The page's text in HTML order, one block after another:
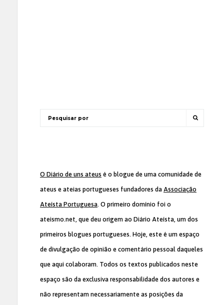
O Diário de uns ateus é o blogue de uma comunidade de
ateus e ateias portugueses fundadores da Associação
Ateísta Portuguesa. O primeiro domínio foi o
ateismo.net, que deu origem ao Diário Ateísta, um dos
primeiros blogues portugueses. Hoje, este é um espaço
de divulgação de opinião e comentário pessoal daqueles
que aqui colaboram. Todos os textos publicados neste
espaço são da exclusiva responsabilidade dos autores e
não representam necessariamente as posições da